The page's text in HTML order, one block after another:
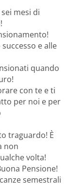
mesi di
e alle
quando
con te e ti
per noi e per
traguardo! È
non
volta!
Pensione!
semestrali